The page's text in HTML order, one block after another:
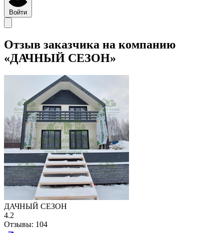
Войти
Отзыв заказчика на компанию
«ДАЧНЫЙ СЕЗОН»
ДАЧНЫЙ СЕЗОН
4.2
Отзывы: 104